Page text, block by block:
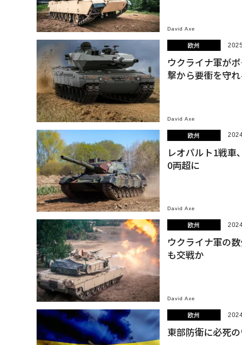
David Axe
欧州
ウクライナ軍が
撃から要衝を守
David Axe
欧州
レオパルト1戦
0両超に
David Axe
欧州
ウクライナ軍の
も交戦か
David Axe
欧州
東部防衛に必死